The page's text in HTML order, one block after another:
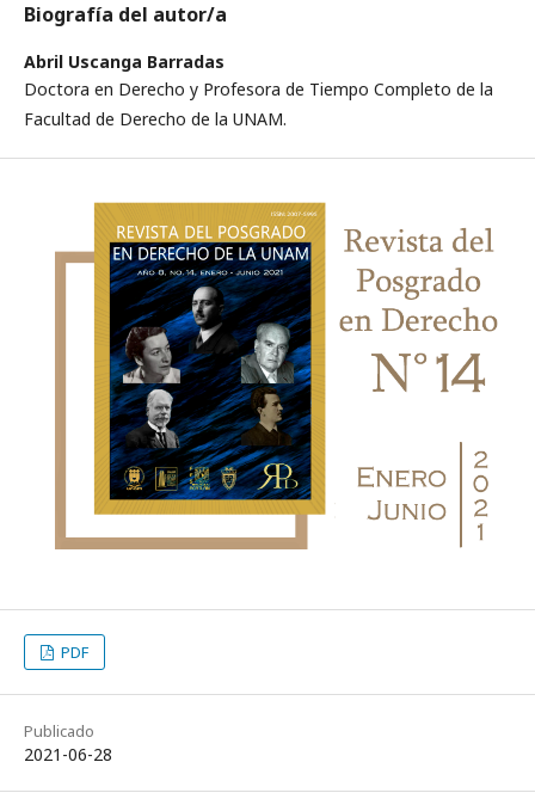
Biografía del autor/a
Abril Uscanga Barradas
Doctora en Derecho y Profesora de Tiempo Completo de la
Facultad de Derecho de la UNAM.
PDF
Publicado
2021-06-28